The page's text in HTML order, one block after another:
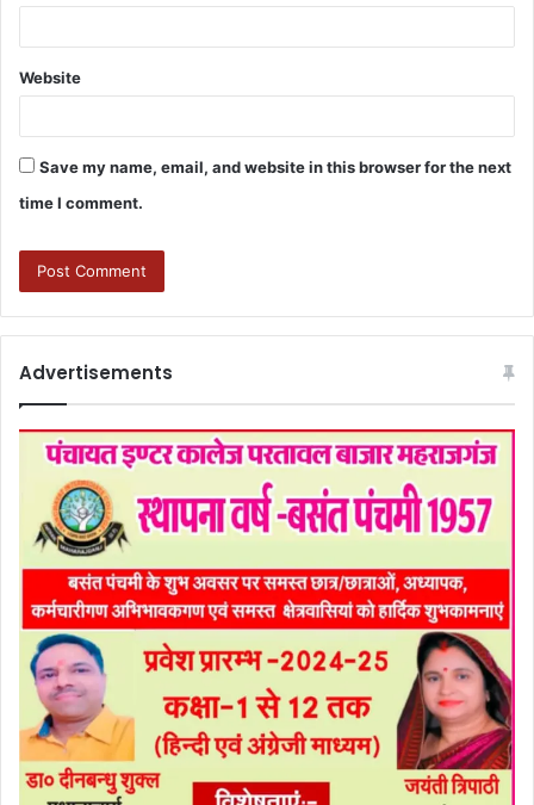
Website
Save my name, email, and website in this browser for the next
time I comment.
Advertisements